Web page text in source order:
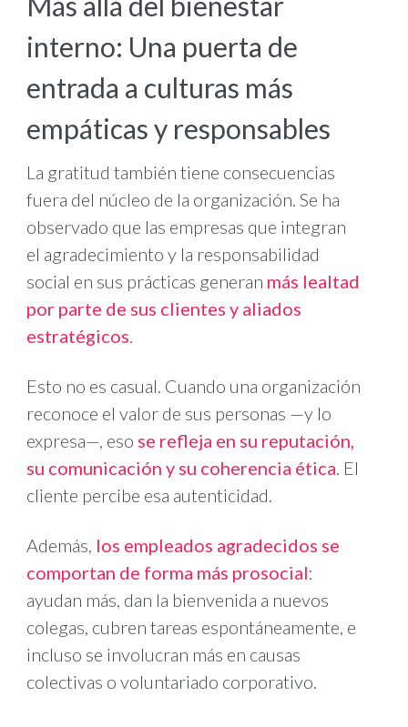
interno: Una puerta de
entrada a culturas más
empáticas y responsables
La gratitud también tiene consecuencias
fuera del núcleo de la organización. Se ha
observado que las empresas que integran
el agradecimiento y la responsabilidad
social en sus prácticas generan más lealtad
por parte de sus clientes y aliados
estratégicos.
Esto no es casual. Cuando una organización
reconoce el valor de sus personas —y lo
expresa—, eso se refleja en su reputación,
su comunicación y su coherencia ética. El
cliente percibe esa autenticidad.
Además, los empleados agradecidos se
comportan de forma más prosocial:
ayudan más, dan la bienvenida a nuevos
colegas, cubren tareas espontáneamente, e
incluso se involucran más en causas
colectivas o voluntariado corporativo.